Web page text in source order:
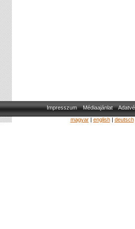
Impresszum Médiaajánlat
magyar| english| deutsch